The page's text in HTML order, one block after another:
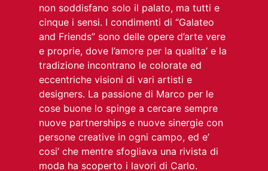
non soddisfano solo il palato, ma tutti e
cinque i sensi. I condimenti di “Galateo
and Friends” sono delle opere d’arte vere
e proprie, dove l’amore per la qualita’ e la
tradizione incontrano le colorate ed
eccentriche visioni di vari artisti e
designers. La passione di Marco per le
cose buone lo spinge a cercare sempre
nuove partnerships e nuove sinergie con
persone creative in ogni campo, ed e’
cosi’ che mentre sfogliava una rivista di
moda ha scoperto i lavori di Carlo.